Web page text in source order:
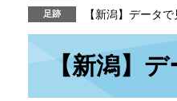
【新潟】データ
【新潟】